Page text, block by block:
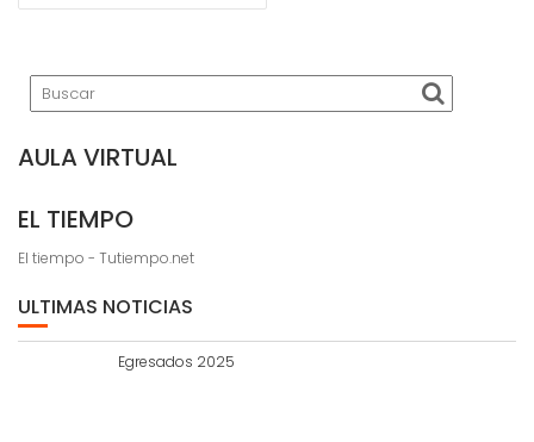
AULA VIRTUAL
EL TIEMPO
El tiempo - Tutiempo.net
ULTIMAS NOTICIAS
Egresados 2025